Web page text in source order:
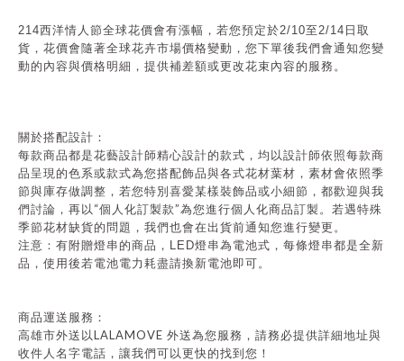
214西洋情人節全球花價會有漲幅，若您預定於2/10至2/14日取
貨，花價會隨著全球花卉市場價格變動，您下單後我們會通知您變
動的內容與價格明細，提供補差額或更改花束內容的服務。
關於搭配設計：
每款商品都是花藝設計師精心設計的款式，均以設計師依照每款商
品呈現的色系或款式為您搭配飾品與各式花材葉材，素材會依照季
節與庫存做調整，若您特別喜愛某樣裝飾品或小細節，都歡迎與我
們討論，再以 “個人化訂製款”為您進行個人化商品訂製。若遇特殊
季節花材缺貨的問題，我們也會在出貨前通知您進行變更。
注意：有附贈燈串的商品， LED燈串為電池式，每條燈串都是全新
品，使用後若電池電力耗盡請換新電池即可。
商品運送服務：
高雄市外送以LALAMOVE 外送為您服務，請務必提供詳細地址與
收件人名字電話，讓我們可以更快的找到您！